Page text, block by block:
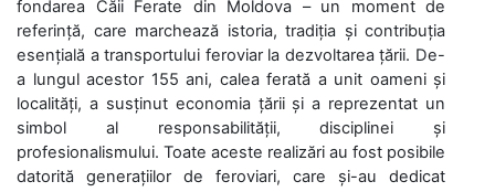
fondarea Căii Ferate din Moldova – un moment de
referință, care marchează istoria, tradiția și contribuția
esențială a transportului feroviar la dezvoltarea țării. De-
a lungul acestor 155 ani, calea ferată a unit oameni și
localități, a susținut economia țării și a reprezentat un
simbol al responsabilității, disciplinei și
profesionalismului. Toate aceste realizări au fost posibile
datorită generațiilor de feroviari, care și-au dedicat